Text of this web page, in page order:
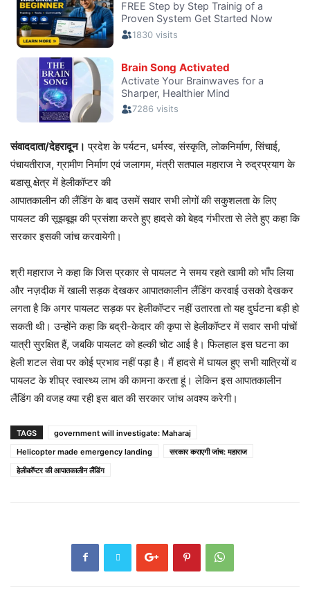
संवाददाता/देहरादून। प्रदेश के पर्यटन, धर्मस्व, संस्कृति, लोकनिर्माण, सिंचाई,
पंचायतीराज, ग्रामीण निर्माण एवं जलागम, मंत्री सतपाल महाराज ने रुद्रप्रयाग के
बडासू क्षेत्र में हेलीकॉप्टर की
आपातकालीन की लैंडिंग के बाद उसमें सवार सभी लोगों की सकुशलता के लिए
पायलट की सूझबूझ की प्रसंशा करते हुए हादसे को बेहद गंभीरता से लेते हुए कहा कि
सरकार इसकी जांच करवायेगी।
श्री महाराज ने कहा कि जिस प्रकार से पायलट ने समय रहते खामी को भाँप लिया
और नज़दीक में खाली सड़क देखकर आपातकालीन लैंडिंग करवाई उसको देखकर
लगता है कि अगर पायलट सड़क पर हेलीकॉप्टर नहीं उतारता तो यह दुर्घटना बड़ी हो
सकती थी। उन्होंने कहा कि बद्री-केदार की कृपा से हेलीकॉप्टर में सवार सभी पांचों
यात्री सुरक्षित हैं, जबकि पायलट को हल्की चोट आई है। फिलहाल इस घटना का
हेली शटल सेवा पर कोई प्रभाव नहीं पड़ा है। मैं हादसे में घायल हुए सभी यात्रियों व
पायलट के शीघ्र स्वास्थ्य लाभ की कामना करता हूं। लेकिन इस आपातकालीन
लैंडिंग की वजह क्या रही इस बात की सरकार जांच अवश्य करेगी।
TAGS
government will investigate: Maharaj
Helicopter made emergency landing
सरकार कराएगी जांच: महाराज
हेलीकॉप्टर की आपातकालीन लैंडिंग